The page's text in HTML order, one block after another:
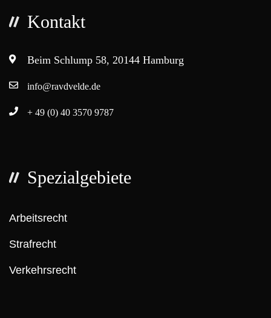
Kontakt
Beim Schlump 58, 20144 Hamburg
info@ravdvelde.de
+ 49 (0) 40 3570 9787
Spezialgebiete
Arbeitsrecht
Strafrecht
Verkehrsrecht